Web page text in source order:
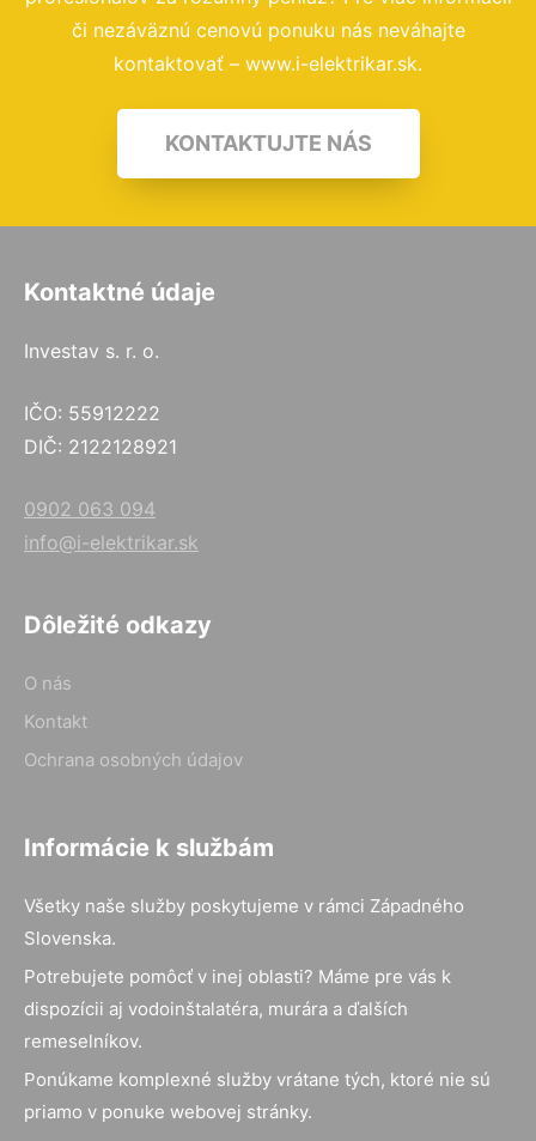
či nezáväznú cenovú ponuku nás neváhajte
kontaktovať – www.i-elektrikar.sk.
KONTAKTUJTE NÁS
Kontaktné údaje
Investav s. r. o.
IČO: 55912222
DIČ: 2122128921
0902 063 094
info@i-elektrikar.sk
Dôležité odkazy
O nás
Kontakt
Ochrana osobných údajov
Informácie k službám
Všetky naše služby poskytujeme v rámci Západného
Slovenska.
Potrebujete pomôcť v inej oblasti? Máme pre vás k
dispozícii aj vodoinštalatéra, murára a ďalších
remeselníkov.
Ponúkame komplexné služby vrátane tých, ktoré nie sú
priamo v ponuke webovej stránky.